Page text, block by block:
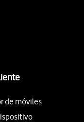
de móviles